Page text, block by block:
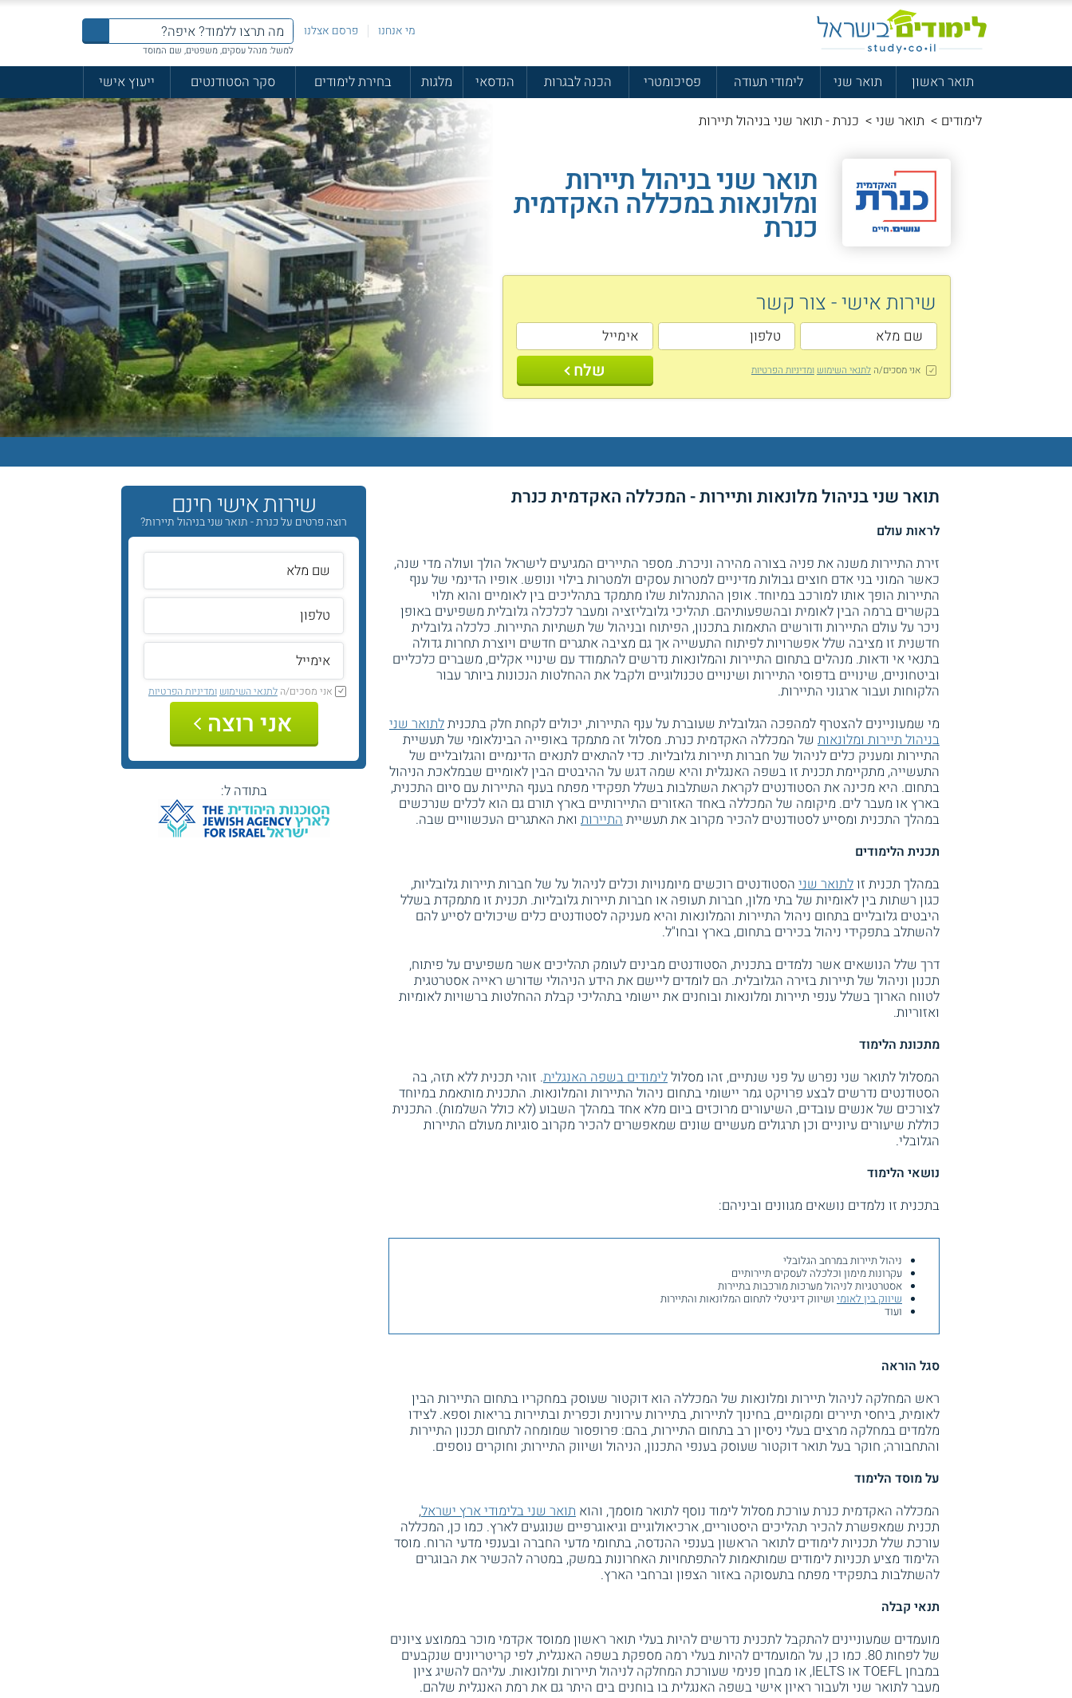
מי אנחנו פרסם אצלנו
למשל: מנהל עסקים, משפטים, שם המוסד
תואר ראשון תואר שני לימודי תעודה פסיכומטרי הכנה לבגרות הנדסאי מלגות בחירת לימודים סקר הסטודנטים
ייעוץ אישי
לימודים > תואר שני > כנרת - תואר שני בניהול תיירות
תואר שני בניהול תיירות
ומלונאות במכללה האקדמית
כנרת
שירות אישי - צור קשר
אני מסכים/הלתנאי השימוש ומדיניות הפרטיות שלח
תואר שני בניהול מלונאות ותיירות - המכללה האקדמית כנרת
לראות עולם
זירת התיירות משנה את פניה בצורה מהירה וניכרת. מספר התיירים המגיעים לישראל הולך ועולה מדי שנה,
כאשר המוני בני אדם חוצים גבולות מדיניים למטרות עסקים ולמטרות בילוי ונופש. אופיו הדינמי של ענף
התיירות הופך אותו למורכב במיוחד. אופן ההתנהלות שלו מתמקד בתהליכים בין לאומיים והוא תלוי
בקשרים ברמה הבין לאומית ובהשפעותיהם. תהליכי גלובליזציה ומעבר לכלכלה גלובלית משפיעים באופן
ניכר על עולם התיירות ודורשים התאמות בתכנון, הפיתוח ובניהול של תשתיות התיירות. כלכלה גלובלית
חדשנית זו מציבה שלל אפשרויות לפיתוח התעשייה אך גם מציבה אתגרים חדשים ויוצרת תחרות גדולה
בתנאי אי ודאות. מנהלים בתחום התיירות והמלונאות נדרשים להתמודד עם שינויי אקלים, משברים כלכליים
וביטחוניים, שינויים בדפוסי התיירות ושינויים טכנולוגיים ולקבל את ההחלטות הנכונות ביותר עבור
הלקוחות ועבור ארגוני התיירות.
מי שמעוניינים להצטרף למהפכה הגלובלית שעוברת על ענף התיירות, יכולים לקחת חלק בתכניתלתואר שני
בניהול תיירות ומלונאות של המכללה האקדמית כנרת. מסלול זה מתמקד באופייה הבינלאומי של תעשיית
התיירות ומעניק כלים לניהול של חברות תיירות גלובליות. כדי להתאים לתנאים הדינמיים והגלובליים של
התעשייה, מתקיימת תכנית זו בשפה האנגלית והיא שמה דגש על ההיבטים הבין לאומיים שבמלאכת הניהול
בתחום. היא מכינה את הסטודנטים לקראת השתלבות בשלל תפקידי מפתח בענף התיירות עם סיום התכנית,
בארץ או מעבר לים. מיקומה של המכללה באחד האזורים התיירותיים בארץ תורם גם הוא לכלים שנרכשים
במהלך התכנית ומסייע לסטודנטים להכיר מקרוב את תעשייתהתיירות ואת האתגרים העכשוויים שבה.
תכנית הלימודים
במהלך תכנית זולתואר שני הסטודנטים רוכשים מיומנויות וכלים לניהול על של חברות תיירות גלובליות,
כגון רשתות בין לאומיות של בתי מלון, חברות תעופה או חברות תיירות גלובליות. תכנית זו מתמקדת בשלל
היבטים גלובליים בתחום ניהול התיירות והמלונאות והיא מעניקה לסטודנטים כלים שיכולים לסייע להם
להשתלב בתפקידי ניהול בכירים בתחום, בארץ ובחו"ל.
דרך שלל הנושאים אשר נלמדים בתכנית, הסטודנטים מבינים לעומק תהליכים אשר משפיעים על פיתוח,
תכנון וניהול של תיירות בזירה הגלובלית. הם לומדים ליישם את הידע הניהולי שדורש ראייה אסטרטגית
לטווח הארוך בשלל ענפי תיירות ומלונאות ובוחנים את יישומי בתהליכי קבלת ההחלטות ברשויות לאומיות
ואזוריות.
מתכונת הלימוד
המסלול לתואר שני נפרש על פני שנתיים, זהו מסלוללימודים בשפה האנגלית. זוהי תכנית ללא תזה, בה
הסטודנטים נדרשים לבצע פרויקט גמר יישומי בתחום ניהול התיירות והמלונאות. התכנית מותאמת במיוחד
לצורכים של אנשים עובדים, השיעורים מרוכזים ביום מלא אחד במהלך השבוע (לא כולל השלמות). התכנית
כוללת שיעורים עיוניים וכן תרגולים מעשיים שונים שמאפשרים להכיר מקרוב סוגיות מעולם התיירות
הגלובלי.
נושאי הלימוד
בתכנית זו נלמדים נושאים מגוונים וביניהם:
ניהול תיירות במרחב הגלובלי
עקרונות מימון וכלכלה לעסקים תיירותיים
אסטרטגיות לניהול מערכות מורכבות בתיירות
שיווק בין לאומי ושיווק דיגיטלי לתחום המלונאות והתיירות
ועוד
סגל הוראה
ראש המחלקה לניהול תיירות ומלונאות של המכללה הוא דוקטור שעוסק במחקריו בתחום התיירות הבין
לאומית, ביחסי תיירים ומקומיים, בחינוך לתיירות, בתיירות עירונית וכפרית ובתיירות בריאות וספא. לצידו
מלמדים במחלקה מרצים בעלי ניסיון רב בתחום התיירות, בהם: פרופסור שמומחה לתחום תכנון התיירות
והתחבורה; חוקר בעל תואר דוקטור שעוסק בענפי התכנון, הניהול ושיווק התיירות; וחוקרים נוספים.
על מוסד הלימוד
המכללה האקדמית כנרת עורכת מסלול לימוד נוסף לתואר מוסמך, והוא תואר שני בלימודי ארץ ישראל,
תכנית שמאפשרת להכיר תהליכים היסטוריים, ארכיאולוגיים וגיאוגרפיים שנוגעים לארץ. כמו כן, המכללה
עורכת שלל תכניות לימודים לתואר הראשון בענפי ההנדסה, בתחומי מדעי החברה ובענפי מדעי הרוח. מוסד
הלימוד מציע תכניות לימודים שמותאמות להתפתחויות האחרונות במשק, במטרה להכשיר את הבוגרים
להשתלבות בתפקידי מפתח בתעסוקה באזור הצפון וברחבי הארץ.
תנאי קבלה
מועמדים שמעוניינים להתקבל לתכנית נדרשים להיות בעלי תואר ראשון ממוסד אקדמי מוכר בממוצע ציונים
של לפחות 80. כמו כן, על המועמדים להיות בעלי רמה מספקת בשפה האנגלית, לפי קריטריונים שנקבעים
במבחן TOEFL או IELTS, או מבחן פנימי שעורכת המחלקה לניהול תיירות ומלונאות. עליהם להשיג ציון
מעבר לתואר שני ולעבור ראיון אישי בשפה האנגלית בו בוחנים בים היתר גם את רמת האנגלית שלהם.
שירות אישי חינם
רוצה פרטים על כנרת - תואר שני בניהול תיירות?
אני מסכים/הלתנאי השימוש ומדיניות הפרטיות
אני רוצה
בתודה ל: